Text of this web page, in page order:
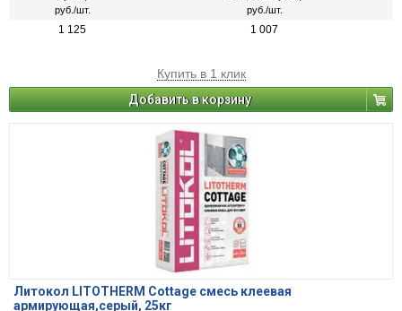
руб./шт. руб./шт.
1 125 1 007
Купить в 1 клик
Добавить в корзину
Литокол LITOTHERM Cottage смесь клеевая
армирующая,серый, 25кг